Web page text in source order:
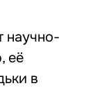
научно-
её
в